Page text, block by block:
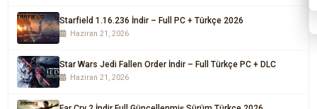
Starfield 1.16.236 İndir – Full PC + Türkçe 2026
Haziran 21, 2026
Star Wars Jedi Fallen Order İndir – Full Türkçe PC + DLC
Haziran 21, 2026